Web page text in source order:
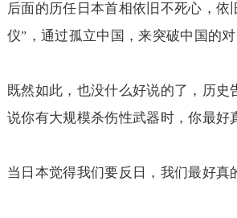
后面的历任日本首相依旧不死心，依
仪” ，通过孤立中国，来突破中国的对
既然如此，也没什么好说的了，历史
说你有大规模杀伤性武器时，你最好
当日本觉得我们要反日，我们最好真